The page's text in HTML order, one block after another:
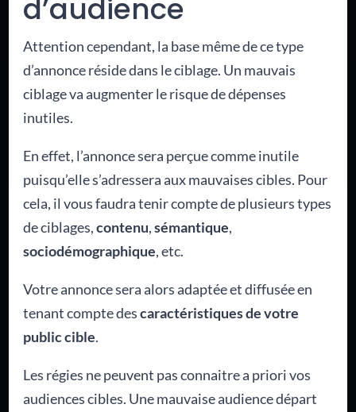
d’audience
Attention cependant, la base même de ce type
d’annonce réside dans le ciblage. Un mauvais
ciblage va augmenter le risque de dépenses
inutiles.
En effet, l’annonce sera perçue comme inutile
puisqu’elle s’adressera aux mauvaises cibles. Pour
cela, il vous faudra tenir compte de plusieurs types
de ciblages,contenu,sémantique,
sociodémographique, etc.
Votre annonce sera alors adaptée et diffusée en
tenant compte descaractéristiques de votre
public cible.
Les régies ne peuvent pas connaitre a priori vos
audiences cibles. Une mauvaise audience départ